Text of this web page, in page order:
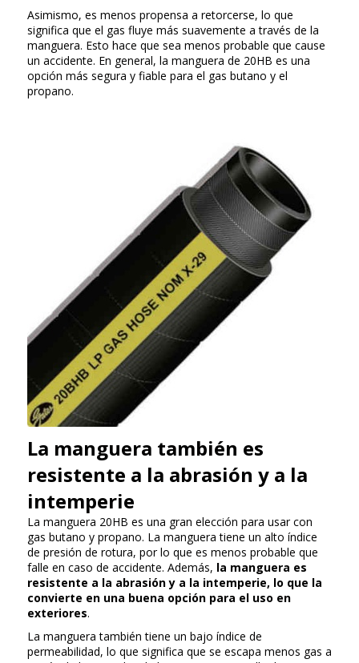
Asimismo, es menos propensa a retorcerse, lo que
significa que el gas fluye más suavemente a través de la
manguera. Esto hace que sea menos probable que cause
un accidente. En general, la manguera de 20HB es una
opción más segura y fiable para el gas butano y el
propano.
La manguera también es
resistente a la abrasión y a la
intemperie
La manguera 20HB es una gran elección para usar con
gas butano y propano. La manguera tiene un alto índice
de presión de rotura, por lo que es menos probable que
falle en caso de accidente. Además, la manguera es
resistente a la abrasión y a la intemperie, lo que la
convierte en una buena opción para el uso en
exteriores.
La manguera también tiene un bajo índice de
permeabilidad, lo que significa que se escapa menos gas a